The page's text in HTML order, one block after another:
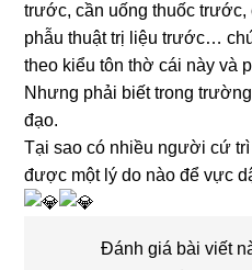
trước, cần uống thuốc trước,
phẫu thuật trị liệu trước…
theo kiểu tôn thờ cái này và
Nhưng phải biết trong
đạo.
Tại sao có nhiều người cứ
được một lý do nào để vực
Đánh giá bài viết